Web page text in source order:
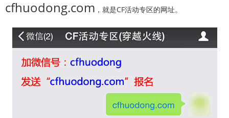
cfhuodong.com ，就是CF活动专区的网址。